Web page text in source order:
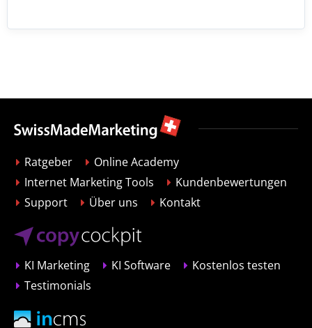
Ratgeber
Online Academy
Internet Marketing Tools
Kundenbewertungen
Support
Über uns Kontakt
KI Marketing KI Software
Kostenlos testen
Testimonials